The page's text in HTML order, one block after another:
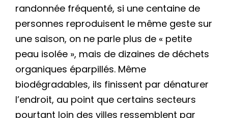
randonnée fréquenté, si une centaine de
personnes reproduisent le même geste sur
une saison, on ne parle plus de « petite
peau isolée », mais de dizaines de déchets
organiques éparpillés. Même
biodégradables, ils finissent par dénaturer
l’endroit, au point que certains secteurs
pourtant loin des villes ressemblent par